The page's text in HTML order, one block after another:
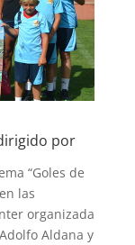
por
“Goles de
las
organizada
Aldana y